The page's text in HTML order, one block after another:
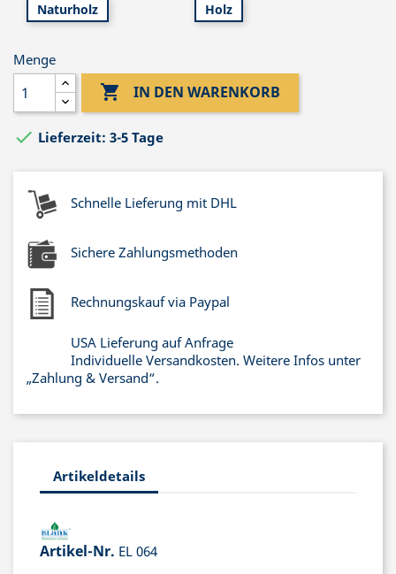
Naturholz Holz
Menge
 IN DEN WARENKORB
 Lieferzeit: 3-5 Tage
Schnelle Lieferung mit DHL
Sichere Zahlungsmethoden
Rechnungskauf via Paypal
USA Lieferung auf Anfrage
Individuelle Versandkosten. Weitere Infos unter
„Zahlung & Versand“.
Artikeldetails
Artikel-Nr. EL 064